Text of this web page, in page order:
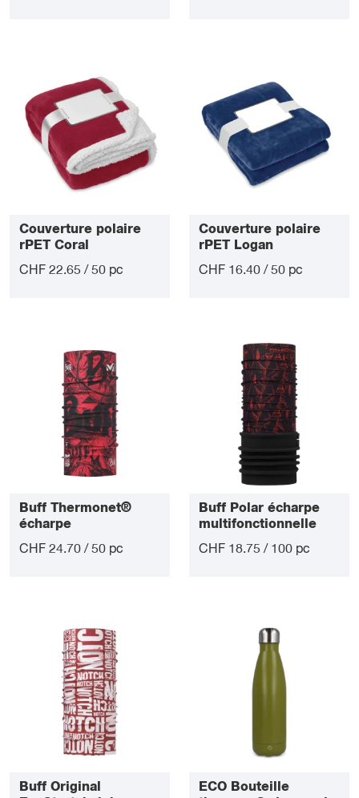
Couverture polaire
rPET Coral
CHF 22.65 / 50 pc
Couverture polaire
rPET Logan
CHF 16.40 / 50 pc
Buff Thermonet®
écharpe
CHF 24.70 / 50 pc
Buff Polar écharpe
multifonctionnelle
CHF 18.75 / 100 pc
Buff Original
ECO Bouteille